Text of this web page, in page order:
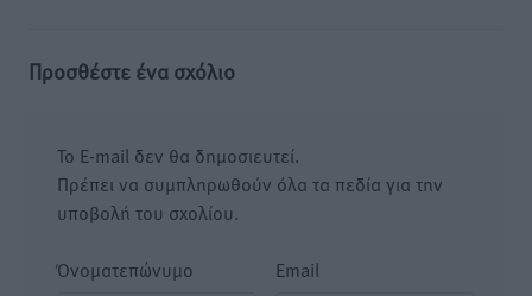
Προσθέστε ένα σχόλιο
Το E-mail δεν θα δημοσιευτεί.
Πρέπει να συμπληρωθούν όλα τα πεδία για την
υποβολή του σχολίου.
Όνοματεπώνυμο Email